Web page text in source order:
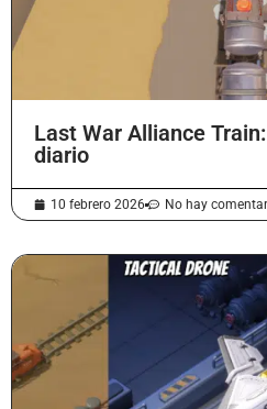
Last War Alliance
diario
10 febrero 2026 No hay